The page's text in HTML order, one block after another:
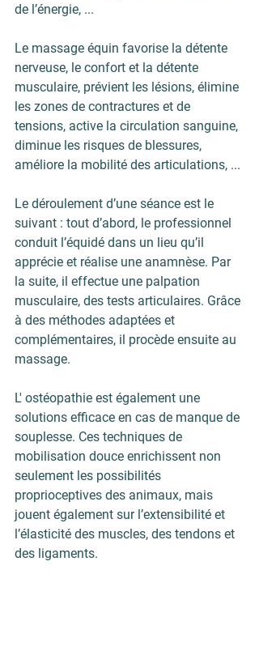
de l’énergie, ...
Le massage équin favorise la détente
nerveuse, le confort et la détente
musculaire, prévient les lésions, élimine
les zones de contractures et de
tensions, active la circulation sanguine,
diminue les risques de blessures,
améliore la mobilité des articulations, ...
Le déroulement d’une séance est le
suivant : tout d’abord, le professionnel
conduit l’équidé dans un lieu qu’il
apprécie et réalise une anamnèse. Par
la suite, il effectue une palpation
musculaire, des tests articulaires. Grâce
à des méthodes adaptées et
complémentaires, il procède ensuite au
massage.
L' ostéopathie est également une
solutions efficace en cas de manque de
souplesse. Ces techniques de
mobilisation douce enrichissent non
seulement les possibilités
proprioceptives des animaux, mais
jouent également sur l’extensibilité et
l’élasticité des muscles, des tendons et
des ligaments.